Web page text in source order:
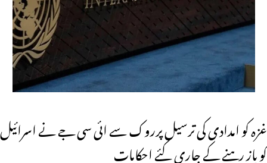
غزہ کو امدادی کی ترسیل پرروک سے ائی سی جے نے اسرائیل
کو باز رہنے کے جاری کئے احکامات